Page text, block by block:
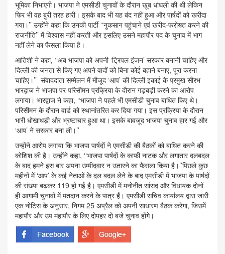
भूमिका निभाएगी। भाजपा ने एमसीडी चुनावों के दौरान खूब धांधली की थी लेकिन
फिर भी वह बुरी तरह हारी। इसके बाद भी यह बंद नहीं हुआ और पार्षदों को खरीदा
गया।’’ उन्होंने कहा कि उनकी पार्टी ‘‘नुकसान पहुंचाने एवं खरीद-फरोख्त करने की
राजनीति’’ में विश्वास नहीं करती और इसलिए उसने महापौर पद के चुनाव में भाग
नहीं लेने का फैसला किया है।
आतिशी ने कहा, ‘‘अब भाजपा को अपनी ‘ट्रिपल इंजन’ सरकार बनानी चाहिए और
दिल्ली की जनता से किए गए अपने वादों को बिना कोई बहाने बनाए, पूरा करना
चाहिए।’’ संवाददाता सम्मेलन में मौजूद ‘आप’ की दिल्ली इकाई के प्रमुख सौरभ
भारद्वाज ने भाजपा पर परिसीमन प्रक्रिया के दौरान गड़बड़ी करने का आरोप
लगाया। भारद्वाज ने कहा, ‘‘भाजपा ने पहले भी एमसीडी चुनाव बाधित किए थे।
परिसीमन के दौरान वार्ड को स्थानांतरित कर दिया गया। इस प्रक्रिया के दौरान
भारी धोखाधड़ी और भ्रष्टाचार हुआ था। इसके बावजूद भाजपा चुनाव हार गई और
‘आप’ ने सरकार बना ली।’’
उन्होंने आरोप लगाया कि भाजपा पार्षदों ने एमसीडी की बैठकों को बाधित करने की
कोशिश की है। उन्होंने कहा, ‘‘भाजपा पार्षदों के काफी नाटक और लगातार दलबदल
के बाद हमने इस बार अपना उम्मीदवार न उतारने का फैसला किया है।’’पिछले कुछ
महीनों में ‘आप’ के कई नेताओं के दल बदल लेने के बाद एमसीडी में भाजपा के पार्षदों
की संख्या बढ़कर 119 हो गई है। एमसीडी में मनोनीत सांसद और विधायक दोनों
ही आगामी चुनावों में मतदान करने के पात्र हैं। एमसीडी सचिव कार्यालय द्वारा जारी
एक नोटिस के अनुसार, निगम 25 अप्रैल को अपनी साधारण बैठक करेगा, जिसमें
महापौर और उप महापौर के लिए दोपहर दो बजे चुनाव होंगे।